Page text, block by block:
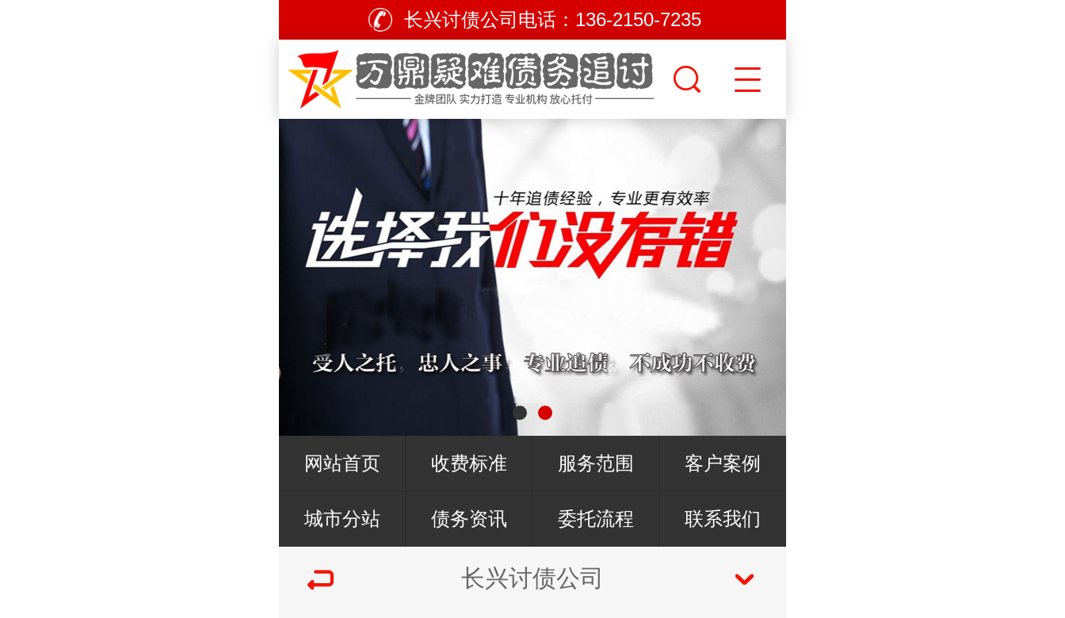
长兴讨债公司电话： 136-2150-7235
网站首页 收费标准 服务范围 客户案例
城市分站 债务资讯 委托流程 联系我们
长兴讨债公司